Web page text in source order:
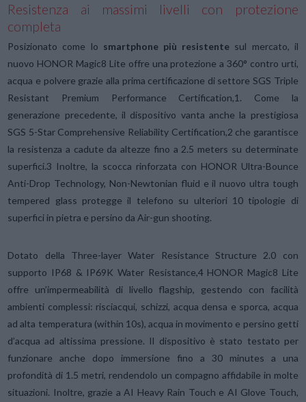
Resistenza ai massimi livelli con protezione
completa
Posizionato come lo smartphone più resistente sul mercato, il
nuovo HONOR Magic8 Lite offre una protezione a 360° contro urti,
acqua e polvere grazie alla prima certificazione di settore SGS Triple
Resistant Premium Performance Certification,1. Come la
generazione precedente, il dispositivo vanta anche la prestigiosa
SGS 5-Star Comprehensive Reliability Certification,2 che garantisce
la resistenza a cadute da altezze fino a 2.5 meters su determinate
superfici.3 Inoltre, la scocca rinforzata con HONOR Ultra-Bounce
Anti-Drop Technology, Non-Newtonian fluid e il nuovo ultra tough
tempered glass protegge il telefono su ulteriori 10 tipologie di
superfici in pietra e persino da Air-gun shooting.
Dotato della Three-layer Water Resistance Structure 2.0 con
supporto IP68 & IP69K Water Resistance,4 HONOR Magic8 Lite
offre un’impermeabilità di livello flagship, gestendo con facilità
ambienti complessi: risciacqui, schizzi, acqua densa e sporca, acqua
ad alta temperatura (within 10s), acqua in movimento e persino getti
d’acqua ad altissima pressione. Il dispositivo è stato testato per
funzionare anche dopo immersione fino a 30 minutes a una
profondità di 1.5 metri, rendendolo un compagno affidabile in molte
situazioni. Inoltre, grazie a AI Heavy Rain Touch e AI Glove Touch,